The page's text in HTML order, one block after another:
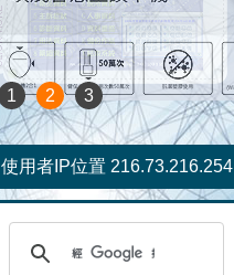
1 2 3
使用者IP位置 216.73.216.254